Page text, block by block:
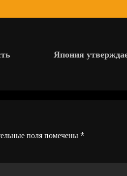
Япония
поля помечены*